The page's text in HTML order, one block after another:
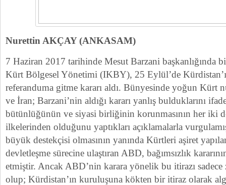
Nurettin AKÇAY (ANKASAM)
7 Haziran 2017 tarihinde Mesut Barzani başkanlığında
Kürt Bölgesel Yönetimi (IKBY), 25 Eylül’de
referanduma gitme kararı aldı. Bünyesinde yoğun Kürt
ve İran; Barzani’nin aldığı kararı yanlış bulduklarını
bütünlüğünün ve siyasi birliğinin korunmasının her iki
ilkelerinden olduğunu yaptıkları açıklamalarla
büyük destekçisi olmasının yanında Kürtleri aşiret
devletleşme sürecine ulaştıran ABD, bağımsızlık
etmiştir. Ancak ABD’nin karara yönelik bu itirazı sadece
olup; Kürdistan’ın kuruluşuna kökten bir itiraz olarak